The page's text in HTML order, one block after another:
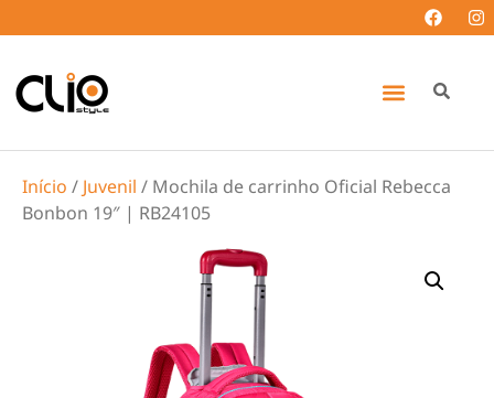
Início / Juvenil / Mochila de carrinho Oficial Rebecca
Bonbon 19″ | RB24105